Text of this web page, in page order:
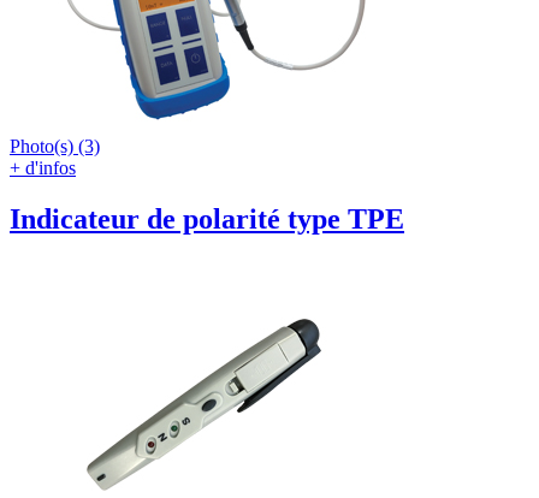
Photo(s) (3)
+ d'infos
Indicateur de polarité type TPE